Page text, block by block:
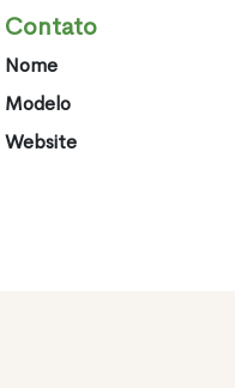
Contato
Nome
Modelo
Website